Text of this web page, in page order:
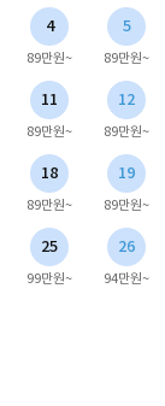
4
89만원~
5
89만원~
11
89만원~
12
89만원~
18
89만원~
19
89만원~
25
99만원~
26
94만원~